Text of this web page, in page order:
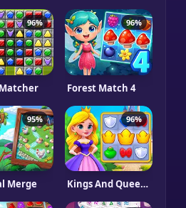
96% 96%
Forest Match 4
95%
Merge
96%
Kings And Queens Match